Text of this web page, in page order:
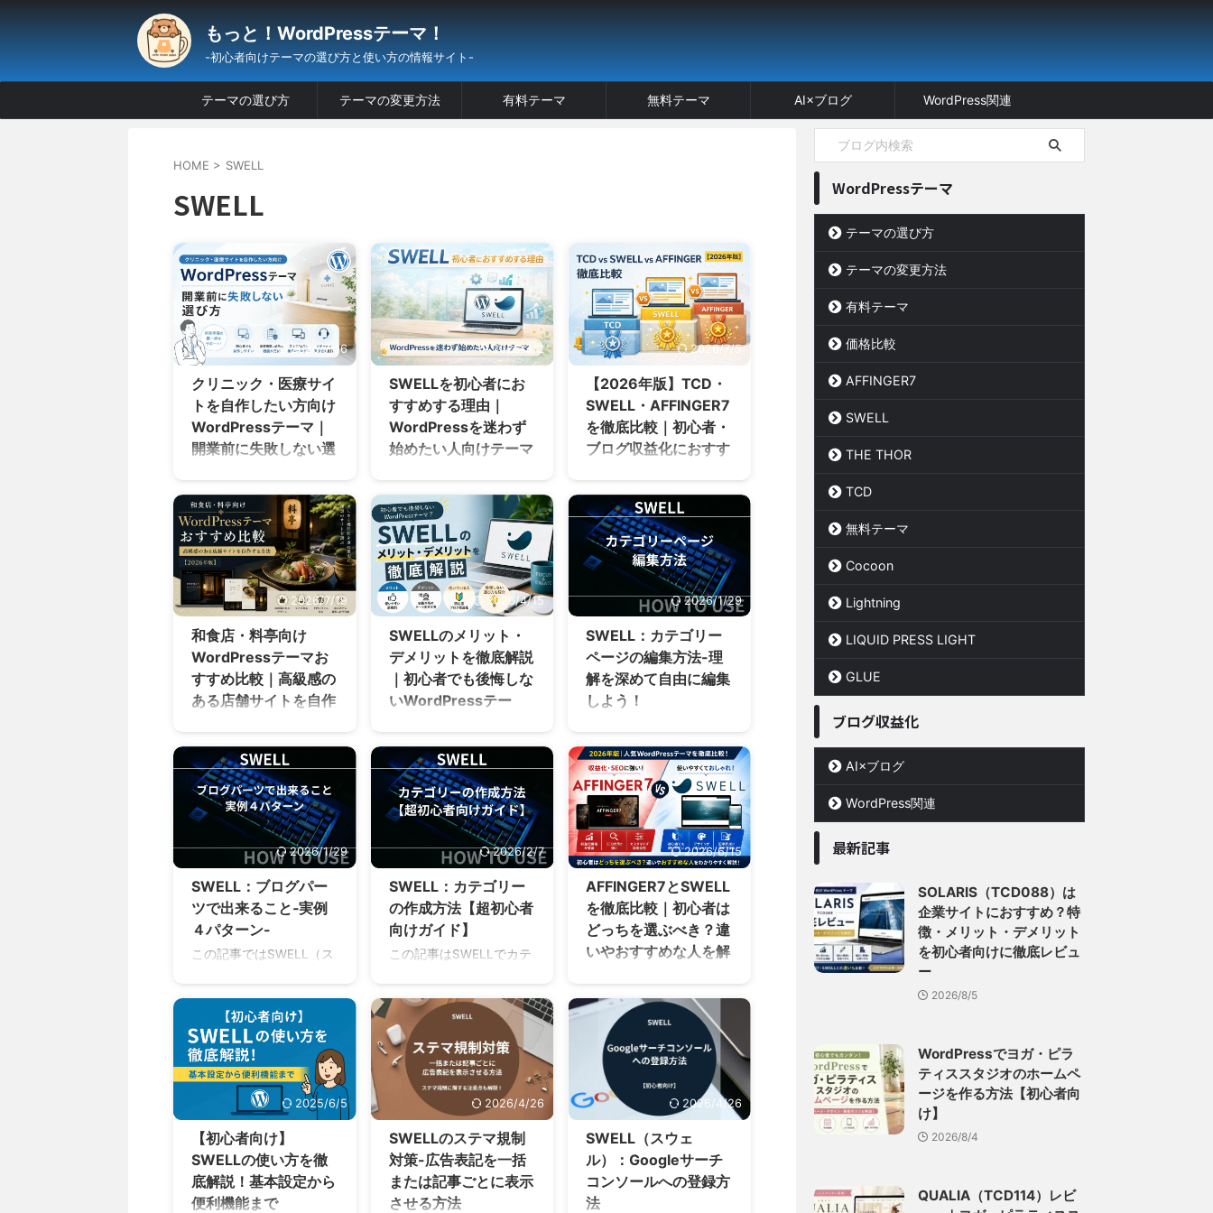
もっと！WordPressテーマ！
-初心者向けテーマの選び方と使い方の情報サイト-
テーマの選び方 テーマの変更方法 有料テーマ 無料テーマ AI×ブログ WordPress関連
HOME > SWELL
SWELL
2026/7/16
クリニック・医療サイ
トを自作したい方向け
WordPressテーマ｜
開業前に失敗しない選
開業を控えて「そろそろ
ホームページを作らない
と…」と考えていません
か？ 何を基準に選べばい
いのかわからない 制作会
社に頼むと高そう 自分で
作れるのか不安 こういっ
た悩みは、開業前の先生
ならほぼ確実にぶつかり
ます。 「サイトを自分で
作ってみようかな」 とい
う方向けに、この記事で
説しています。 この記事
がお勧めな方 医療サイト
に適したWordPressテー
マを知りたい方 自作は初
心者でも可能なのか知り
たい方 自作と制作会社ど
る方 医療サイトはな ...
2026/3/2
SWELLを初心者にお
すすめする理由｜
WordPressを迷わず
始めたい人向けテーマ
めようとすると、必ず候
補に挙がる人気テーマが
SWELL（スウェル） で
す。 操作が簡単と聞くけ
ど本当？ 初心者でも使い
こなせる？ AFFINGER6と
比べてどう違う？ そんな
に、この記事では SWELL
をおすすめできる理由 を
分かりやすく解説しま
す。 この記事はこんな初
設定や操作はできるだけ
避けたい デザインも操作
性もバランスよく使いた
い 最初のテーマ選びで失
敗したくない SWELLと
は？初心者向け ...
2026/7/5
【2026年版】TCD・
SWELL・AFFINGER7
を徹底比較｜初心者・
ブログ収益化におすす
マは？
WordPressでブログやホ
ームページを作るとき
に、多くの方が悩むのが
「テーマ選び」です。 特
に人気が高いテーマとし
て、 TCD SWELL
AFFINGER7 があります。
しかし、 「初心者にはど
れが使いやすい？」 「ブ
ログで収益化するならど
れ？」 「会社やお店のホ
すすめ？」 このように迷
ってしまう方も多いので
はないでしょうか。
WordPressテーマは後か
ら変更することもできま
すが、デザイン修正や記
事装飾のやり直しが必要
初から目的に合ったテー
マを選ぶこ ...
2026/7/19
和食店・料亭向け
WordPressテーマお
すすめ比較｜高級感の
ある店舗サイトを自作
版】
和食店や料亭のホームペ
ージは、ただ情報を載せ
るだけでは集客につなが
りません。 特に現在は、
「おしゃれなお店か」
「高級感があるか」 「予
約しやすいか」 「料理が
おいしそうに見えるか」
をホームページで判断さ
れる時代です。 実際、初
めて来店するお客様の多
Instagramからホームペ
ージを確認しています。
ホームページの重要性を
わかっていても 「制作会
社に依頼すると高額にな
りそう・・・」 「自作は
難しそう・・・」 と悩む
方も多いのではないでし
ょうか。 そこでこの記事
では、和食店・寿 ...
2026/4/15
SWELLのメリット・
デメリットを徹底解説
｜初心者でも後悔しな
いWordPressテー
WordPressテーマを探し
ていると、必ずと言って
いいほど候補に挙がるの
が SWELL（スウェル）
です。 「評判が良いけ
ど、本当に初心者向
け？」 「デメリットはな
いの？」 「他の人気テー
マと比べてどう？」
SWELLを購入しようか迷
っている方も多いと思い
ます。 この記事では、
SWELLのメリット・デメ
リット 向いている人・向
いていない人 他テーマと
の違い 最終的に「買いな
のか？」 を分かりやすく
解説しています。 SWELL
...
2026/1/29
SWELL：カテゴリー
ページの編集方法-理
解を深めて自由に編集
しよう！
ウェル）で カテゴリーペ
ージを自由に編集した
い！ カテゴリーの編集が
よくわからない・・・ と
いう方向けにカテゴリー
の編集方法を初心者向け
に詳しく解説していま
【まとめ】 ① 名前カ
テゴリーの名前です②
スラッグURLに適した名
称③ 親カテゴリー親カ
⑤ ページに表示するタ
イトルタイトル名を変更
可能⑥ ページ表示する
サブタイトルサブタイト
ルを表示可能⑦ リスト
レイアウトリストのレイ
アウトを設定可能⑧ 新
着順/人気順でタブを ...
2026/1/29
SWELL：ブログパー
ツで出来ること‐実例
４パターン-
この記事ではSWELL（ス
向けの解説記事になりま
す。 ブログパーツで出来
ること ブログパーツとし
て登録したコンテンツを
以下の場所に簡単に表示
させることができます。
記事内に表示可能 カテゴ
リーページ内に表示可能
タグページ内に表示可能
ウィジェットを利用して
様々な場所に表示可能 登
2026/2/7
SWELL：カテゴリー
の作成方法【超初心者
向けガイド】
この記事はSWELLでカテ
います。 そんな方向けに
カテゴリーの詳細とカテ
ゴリーの作成方法などを
詳しく解説しています。
カテゴリーって何？ カテ
ゴリーは記事の分類のこ
とです。 例えば、音楽に
関するブログを書こうと
思ったら 洋楽 邦楽 クラ
ッシック と言った分類を
考えることができます。
2026/6/15
AFFINGER7とSWELL
を徹底比較｜初心者は
どっちを選ぶべき？違
いやおすすめな人を解
AFFINGERの最新版
AFFINGER7がリリースさ
れました。 テーマ選びで
SWELLとAFFINGERで悩
む方は多いですが、
AFFINGER7の登場でどっ
ちを選ぶべきかを改めて
比較していきます。 私は
最新版のAFFINGER7も
SWELLも両方使っていま
す。 使っているからこそ
解かるデザイン・操作
2025/6/5
【初心者向け】
SWELLの使い方を徹
底解説！基本設定から
便利機能まで
2026/4/26
SWELLのステマ規制
対策-広告表記を一括
または記事ごとに表示
させる方法
2026/4/26
SWELL（スウェ
ル）：Googleサーチ
コンソールへの登録方
法
WordPressテーマ
テーマの選び方
テーマの変更方法
有料テーマ
価格比較
AFFINGER7
SWELL
THE THOR
TCD
無料テーマ
Cocoon
Lightning
LIQUID PRESS LIGHT
GLUE
ブログ収益化
AI×ブログ
WordPress関連
最新記事
SOLARIS（TCD088）は
企業サイトにおすすめ？特
徴・メリット・デメリット
を初心者向けに徹底レビュ
ー
2026/8/5
WordPressでヨガ・ピラ
ティススタジオのホームペ
ージを作る方法【初心者向
け】
2026/8/4
QUALIA（TCD114）レビ